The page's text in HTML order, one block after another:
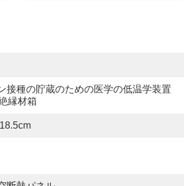
接種の貯蔵のための医学の低温学装置
縁材箱